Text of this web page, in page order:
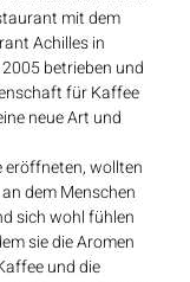
mit dem
Achilles in
betrieben und
für Kaffee
neue Art und
eröffneten, wollten
dem Menschen
sich wohl fühlen
sie die Aromen
und die